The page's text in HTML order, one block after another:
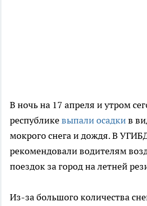
В ночь на 17 апреля и утром
республикевыпали осадкив
мокрого снега и дождя. В
рекомендовали водителям
поездок за город на летней
Из-за большого количества